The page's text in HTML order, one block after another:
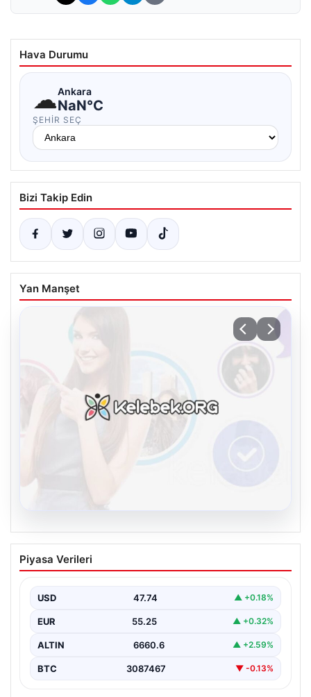
Hava Durumu
☁Ankara
NaN°C
ŞEHIR SEÇ
Bizi Takip Edin
Yan Manşet
Kelebek chat adresi İle Sanal İletişimin
Güvenli Adresi Ve Muhabbet Deneyimi
sağlaması büyük bir hassasiyet taşımaktadır. Güncel
olarak…
Piyasa Verileri
USD 47.74 ▲ +0.18%
EUR 55.25 ▲ +0.32%
ALTIN 6660.6 ▲ +2.59%
BTC 3087467 ▼ -0.13%